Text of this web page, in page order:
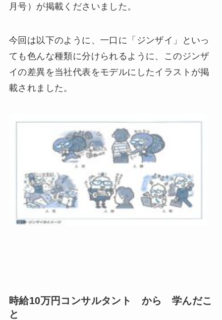
月号）が掲載くださいました。
今回は以下のように、一口に「ジンザイ」といっ
ても色んな種類に分けられるように、このジンザ
イの差異を当社代表をモデルにしたイラストが掲
載されました。
時給10万円コンサルタント から 学んだこ
と